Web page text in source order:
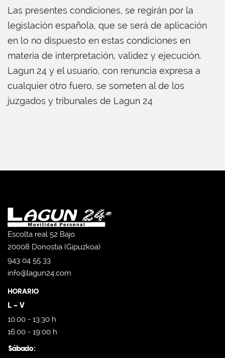
Las presentes condiciones, se regirán por la
legislación española, que se será de aplicación
en lo no dispuesto en estas condiciones en
materia de interpretación, validez y ejecución.
Lagun 24 y el usuario, con renuncia expresa a
cualquier otro fuero, se someten al de los
juzgados y tribunales de Lagun 24
Escolta real 52 Bajo.
20008 Donostia (Gipuzkoa)
943 04 55 33
info@lagun24.com
HORARIO
L - V
10:00 - 13:30 h
16:00 - 19:00 h
Sábado: